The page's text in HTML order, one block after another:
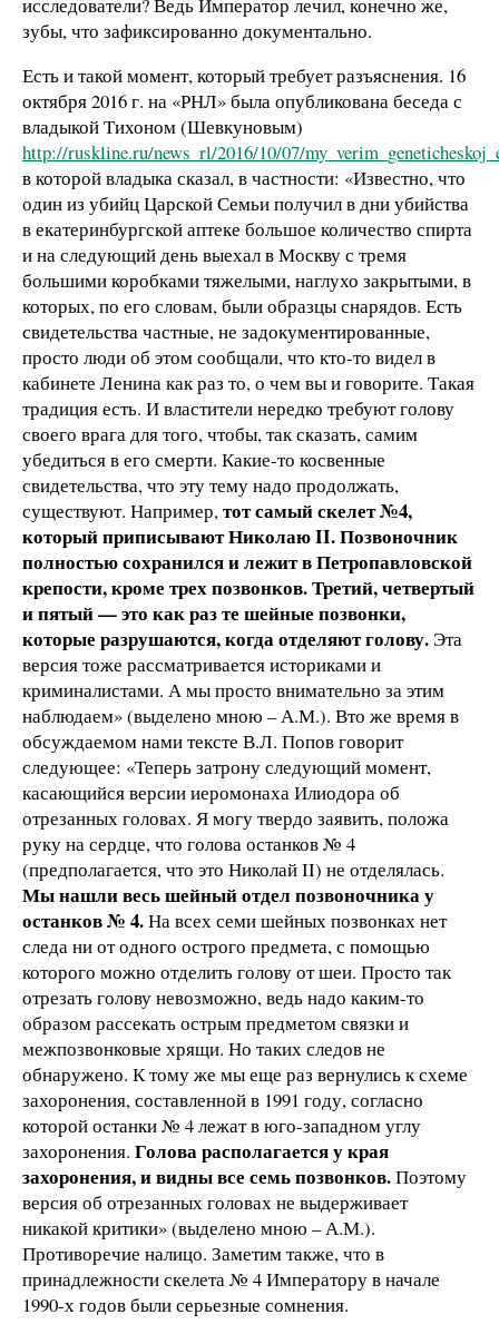
зубы, что зафиксированно документально.
Есть и такой момент, который требует разъяснения. 16
октября 2016 г. на «РНЛ» была опубликована беседа с
владыкой Тихоном (Шевкуновым)
http://ruskline.ru/news_rl/2016/10/07/
в которой владыка сказал, в частности: «Известно, что
один из убийц Царской Семьи получил в дни убийства
в екатеринбургской аптеке большое количество спирта
и на следующий день выехал в Москву с тремя
большими коробками тяжелыми, наглухо закрытыми, в
которых, по его словам, были образцы снарядов. Есть
свидетельства частные, не задокументированные,
просто люди об этом сообщали, что кто-то видел в
кабинете Ленина как раз то, о чем вы и говорите. Такая
традиция есть. И властители нередко требуют голову
своего врага для того, чтобы, так сказать, самим
убедиться в его смерти. Какие-то косвенные
свидетельства, что эту тему надо продолжать,
существуют. Например,тот самый скелет №4,
который приписывают Николаю II. Позвоночник
полностью сохранился и лежит в Петропавловской
крепости, кроме трех позвонков. Третий, четвертый
и пятый — это как раз те шейные позвонки,
которые разрушаются, когда отделяют голову. Эта
версия тоже рассматривается историками и
криминалистами. А мы просто внимательно за этим
наблюдаем» (выделено мною – А.М.). Вто же время в
обсуждаемом нами тексте В.Л. Попов говорит
следующее: «Теперь затрону следующий момент,
касающийся версии иеромонаха Илиодора об
отрезанных головах. Я могу твердо заявить, положа
руку на сердце, что голова останков № 4
(предполагается, что это Николай II) не отделялась.
Мы нашли весь шейный отдел позвоночника у
останков № 4.На всех семи шейных позвонках нет
следа ни от одного острого предмета, с помощью
которого можно отделить голову от шеи. Просто так
отрезать голову невозможно, ведь надо каким-то
образом рассекать острым предметом связки и
межпозвонковые хрящи. Но таких следов не
обнаружено. К тому же мы еще раз вернулись к схеме
захоронения, составленной в 1991 году, согласно
которой останки № 4 лежат в юго-западном углу
захоронения. Голова располагается у края
захоронения, ивидны все семь позвонков.Поэтому
версия об отрезанных головах не выдерживает
никакой критики» (выделено мною – А.М.).
Противоречие налицо. Заметим также, что в
принадлежности скелета № 4 Императору в начале
1990-х годов были серьезные сомнения.